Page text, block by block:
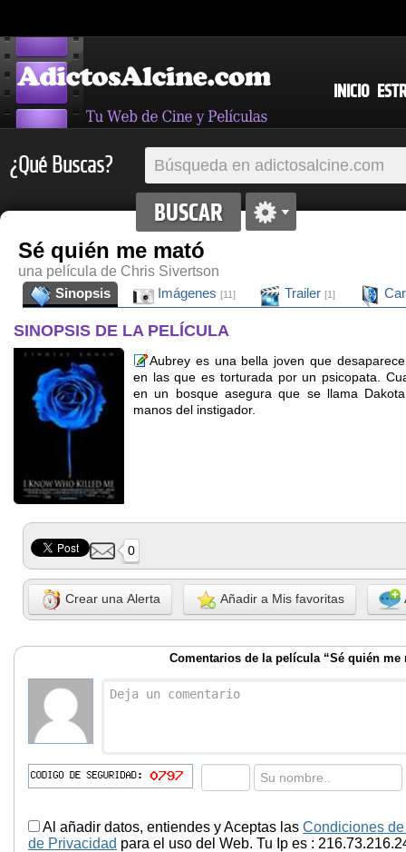
INICIO
¿Qué Buscas?
Sé quién me mató
una película de Chris Sivertson
Sinopsis
Imágenes [11] Trailer [1]
SINOPSIS DE LA PELÍCULA
Aubrey es una bella joven que
en las que es torturada por un psicopata.
en un bosque asegura que se llama
manos del instigador.
0
Crear una Alerta Añadir a Mis favoritas
Comentarios de la película “Sé quién me
Al añadir datos, entiendes y Aceptas las Condiciones
de Privacidad para el uso del Web. Tu Ip es :